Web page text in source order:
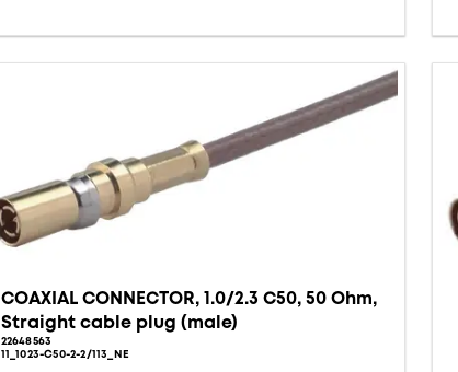
COAXIAL CONNECTOR, 1.0/2.3 C50, 50 Ohm,
Straight cable plug (male)
22648563
11_1023-C50-2-2/113_NE